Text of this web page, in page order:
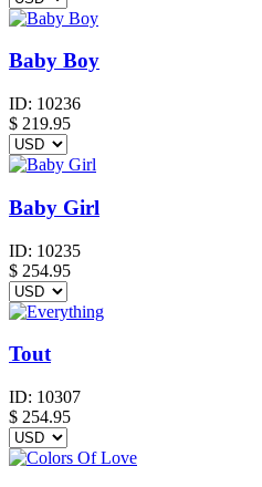
Baby Boy
ID: 10236
$ 219.95
Baby Girl
ID: 10235
$ 254.95
Tout
ID: 10307
$ 254.95